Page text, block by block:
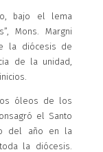
bajo el lema
Mons. Margni
la diócesis de
de la unidad,
óleos de los
el Santo
del año en la
la diócesis.